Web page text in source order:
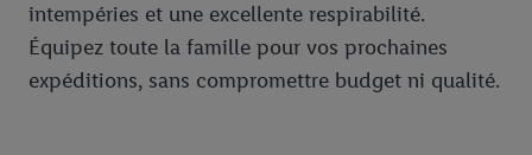
intempéries et une excellente respirabilité.
Équipez toute la famille pour vos prochaines
expéditions, sans compromettre budget ni qualité.